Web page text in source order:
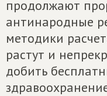
продолжают
антинародные
методики
растут и
добить